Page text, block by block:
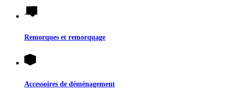
Remorques et remorquage
Accessoires de déménagement